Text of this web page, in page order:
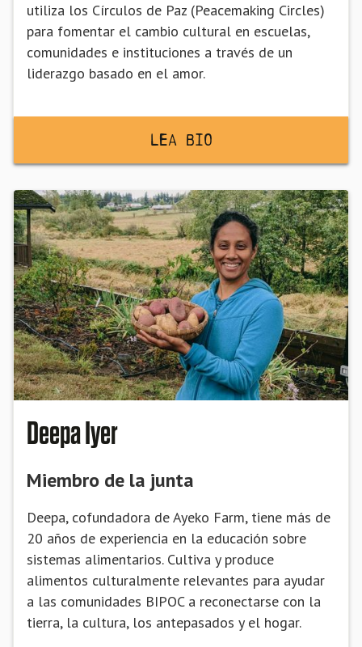
utiliza los Círculos de Paz (Peacemaking Circles)
para fomentar el cambio cultural en escuelas,
comunidades e instituciones a través de un
liderazgo basado en el amor.
Lea BiO
Deepa Iyer
Miembro de la junta
Deepa, cofundadora de Ayeko Farm, tiene más de
20 años de experiencia en la educación sobre
sistemas alimentarios. Cultiva y produce
alimentos culturalmente relevantes para ayudar
a las comunidades BIPOC a reconectarse con la
tierra, la cultura, los antepasados y el hogar.